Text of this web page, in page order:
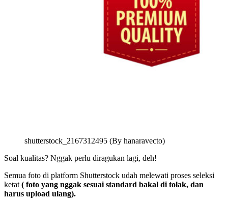
shutterstock_2167312495 (By hanaravecto)
Soal kualitas? Nggak perlu diragukan lagi, deh!
Semua foto di platform Shutterstock udah melewati proses seleksi
ketat ( foto yang nggak sesuai standard bakal di tolak, dan
harus upload ulang).